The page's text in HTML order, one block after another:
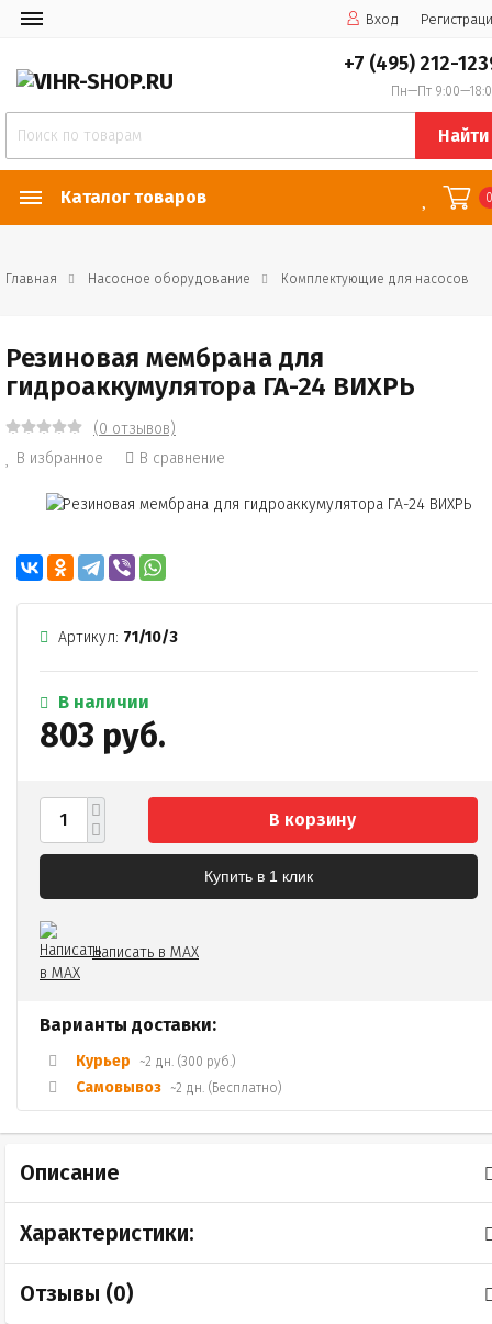
Вход
+7 (495) 212-
Пн—Пт
Найти
Каталог товаров
Главная Насосное оборудование Комплектующие для насосов
Резиновая мембрана для
гидроаккумулятора ГА-24 ВИХРЬ
(0 отзывов)
В избранное
В сравнение
Артикул: 71/10/3
В наличии
803 руб.
В корзину
Купить в 1 клик
Написать в MAX
Варианты доставки:
Курьер ~2 дн. (300 руб.)
Самовывоз ~2 дн. (Бесплатно)
Описание
Характеристики:
Отзывы (0)